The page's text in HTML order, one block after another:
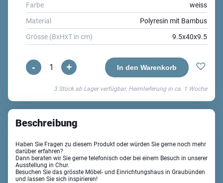
Farbe
weiss
Material
Polyresin mit Bambus
Grösse (BxHxT in cm)
9.5x40x9.5
-
Kyoto
Bürstenhalter
Menge
+ In den Warenkorb
3 Stück ab Lager verfügbar. Heimlieferung in ca. 1 Woche
Beschreibung
Haben Sie Fragen zu diesem Produkt oder würden Sie gerne noch mehr
darüber erfahren?
Dann beraten wir Sie gerne telefonisch oder bei einem Besuch in unserer
Ausstellung in Chur.
Besuchen Sie das grösste Möbel- und Einrichtungshaus in Graubünden
und lassen Sie sich inspirieren!